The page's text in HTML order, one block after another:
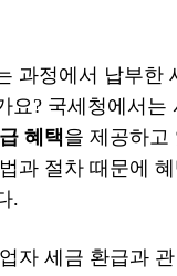
과정에서 납부한
요? 국세청에서는
혜택을 제공하고
과 절차 때문에
.
자 세금 환급과